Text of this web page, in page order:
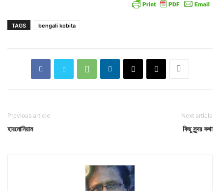
TAGS bengali kobita
Previous article
হারমোনিয়াম
Next article
কিছু সুন্দর কথা